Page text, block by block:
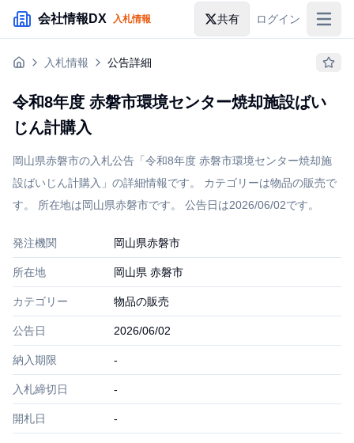
メインコンテンツにスキップ
会社情報DX 入札情報 共有 ログイン
入札情報
助成金・補助金
入札情報 公告詳細
令和8年度 赤磐市環境センター焼却施設ばい
じん計購入
岡山県赤磐市の入札公告「令和8年度 赤磐市環境センター焼却施
設ばいじん計購入」の詳細情報です。 カテゴリーは物品の販売で
す。 所在地は岡山県赤磐市です。 公告日は2026/06/02です。
発注機関 岡山県赤磐市
所在地 岡山県 赤磐市
カテゴリー 物品の販売
公告日 2026/06/02
納入期限 -
入札締切日 -
開札日 -